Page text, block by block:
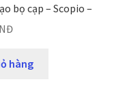
bọ cạp – Scopio –
hàng